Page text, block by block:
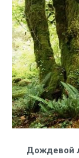
Дождевой